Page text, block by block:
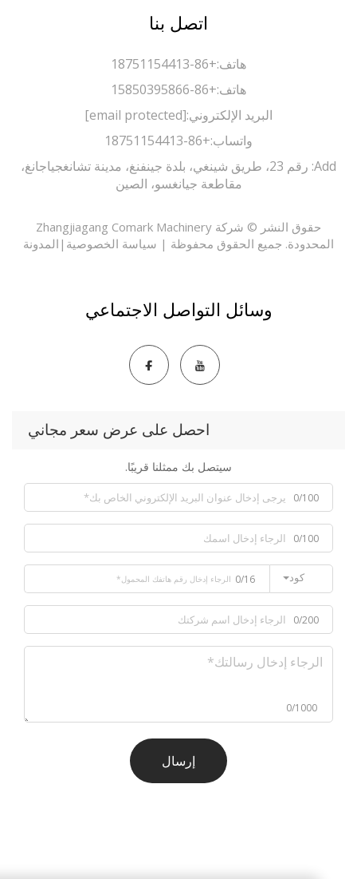
اتصل بنا
+86-18751154413
+86-15850395866
البريد الإلكتروني:[email protected]
واتساب:+86-18751154413
Add: رقم 23، طريق شينغي، بلدة جينفنغ، مدينة تشانغجياجانغ،
مقاطعة جيانغسو، الصين
حقوق النشر © شركة Zhangjiagang Comark Machinery
جميع الحقوق محفوظة |سياسة الخصوصية|المدونة
وسائل التواصل الاجتماعي
احصل على عرض سعر مجاني
سيتصل بك ممثلنا قريبًا.
0/16
إرسال